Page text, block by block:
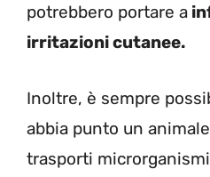
potrebbero portare a
irritazioni cutanee.
Inoltre, è sempre
abbia punto un
trasporti